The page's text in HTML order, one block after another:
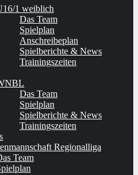
1 weiblich
Das Team
Spielplan
Anschreibeplan
Spielberichte & News
Trainingszeiten
Das Team
Spielplan
Spielberichte & News
Trainingszeiten
Regionalliga
Team